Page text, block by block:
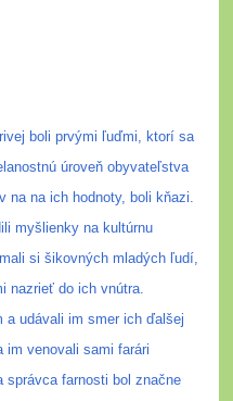
boli prvými ľuďmi, ktorí sa
úroveň obyvateľstva
na na ich hodnoty, boli kňazi.
myšlienky na kultúrnu
si šikovných mladých ľudí,
nazrieť do ich vnútra.
a udávali im smer ich ďalšej
venovali sami farári
správca farnosti bol značne